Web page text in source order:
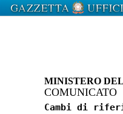
MINISTERO
COMUNICATO
Cambi di